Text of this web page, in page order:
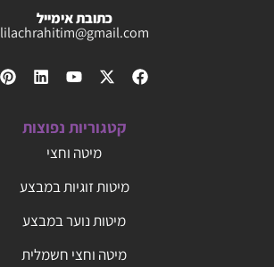
כתובת אימייל
lilachrahitim@gmail.com
קטגוריות נפוצות
מיטה וחצי
מיטות זוגיות במבצע
מיטות נוער במבצע
מיטה וחצי חשמלית